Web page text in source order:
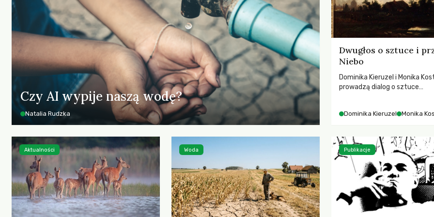
Czy AI wypije naszą wodę?
Natalia Rudzka
Dwugłos o sztuce i
Niebo
Dominika Kieruzel i Monika
prowadzą dialog o sztuce
wrażliwość, odczuwanie
Dominika Kieruzel Monika
Aktualności Woda Publikacje